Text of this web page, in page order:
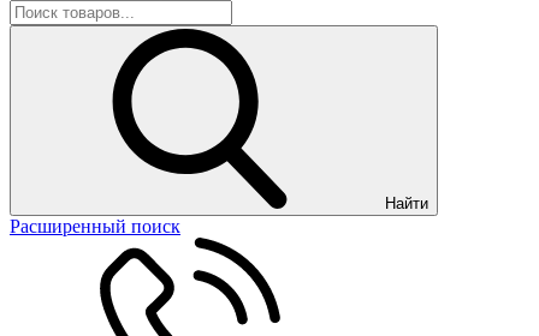
Найти
Расширенный поиск